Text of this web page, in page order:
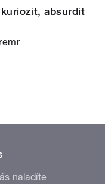
absurdit
naladíte